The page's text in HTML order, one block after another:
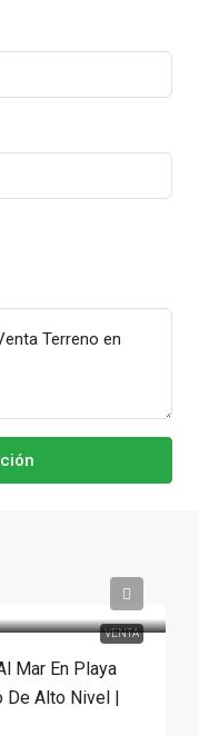
VENTA
Mar En Playa
De Alto Nivel |